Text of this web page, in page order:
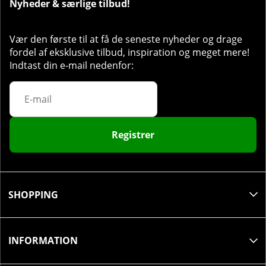
Nyheder & særlige tilbud!
Vær den første til at få de seneste nyheder og drage
fordel af eksklusive tilbud, inspiration og meget mere!
Indtast din e-mail nedenfor:
Registrer
SHOPPING
INFORMATION